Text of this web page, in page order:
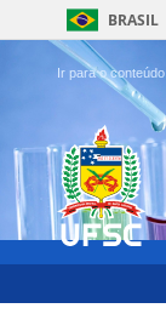
BRASIL
Ir para o conteúdo